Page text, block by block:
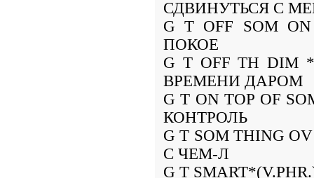
СДВИНУТЬСЯ С
G T OFF SOM
ПОКОЕ
G T OFF TH DIM
ВРЕМЕНИ ДАРОМ
G T ON TOP OF
КОНТРОЛЬ
G T SOM THING
С ЧЕМ-Л
G T